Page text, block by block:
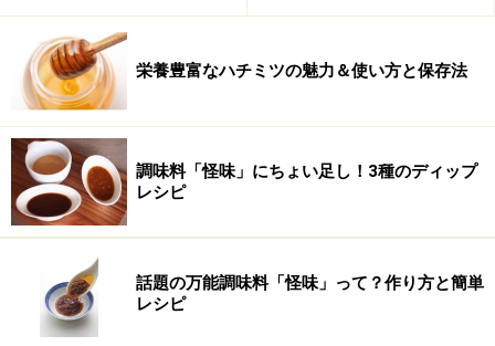
漬けにしただけで、日干ししない物は梅干しとは言わ
ず、梅漬けと呼びます。
また、梅干しの種子を取り除いた果肉を叩いた物を梅肉
と言い、調味料として広く和食に浸透し、使われていま
す。
ちなみに昔から「うなぎと梅干し」の食べ合わせは悪
い！と言われてきましたが、医学的には、梅干しが胃酸
を濃くして油っぽいうなぎの消化を助けるので、逆によ
い組み合わせのようなので単なる迷信のようです。
栄養豊富なハチミツの魅力＆使い方と保存法
調味料「怪味」にちょい足し！3種のディップ
レシピ
話題の万能調味料「怪味」って？作り方と簡単
レシピ